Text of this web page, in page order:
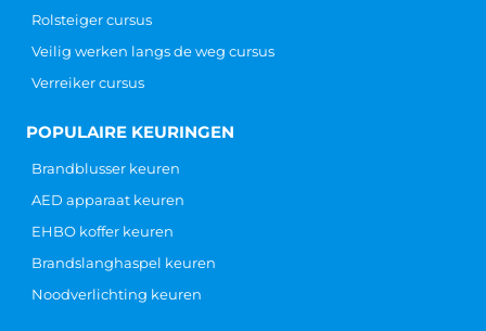
Rolsteiger cursus
Veilig werken langs de weg cursus
Verreiker cursus
POPULAIRE KEURINGEN
Brandblusser keuren
AED apparaat keuren
EHBO koffer keuren
Brandslanghaspel keuren
Noodverlichting keuren